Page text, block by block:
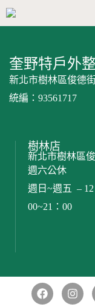
奎野特戶外
新北市樹林區俊德
統編：93561717
樹林店
新北市樹林區
週六公休
週日~週五 – 12
00~21：00